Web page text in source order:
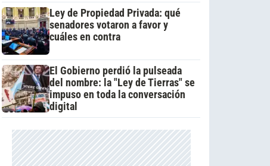
Ley de Propiedad Privada: qué
senadores votaron a favor y
cuáles en contra
El Gobierno perdió la pulseada
del nombre: la "Ley de Tierras" se
impuso en toda la conversación
digital